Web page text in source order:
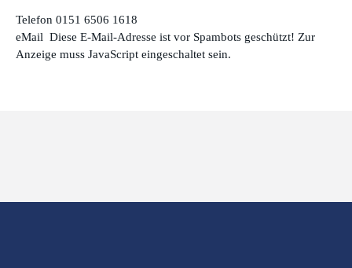
Telefon 0151 6506 1618
eMail Diese E-Mail-Adresse ist vor Spambots geschützt! Zur
Anzeige muss JavaScript eingeschaltet sein.